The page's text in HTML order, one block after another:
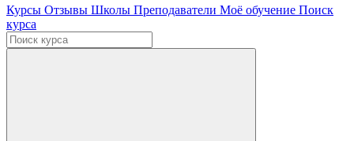
Курсы Отзывы Школы Преподаватели Моё обучение Поиск
курса